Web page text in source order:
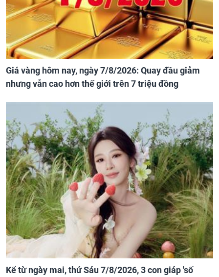
Giá vàng hôm nay, ngày 7/8/2026: Quay đầu giảm
nhưng vẫn cao hơn thế giới trên 7 triệu đồng
Kể từ ngày mai, thứ Sáu 7/8/2026, 3 con giáp 'số